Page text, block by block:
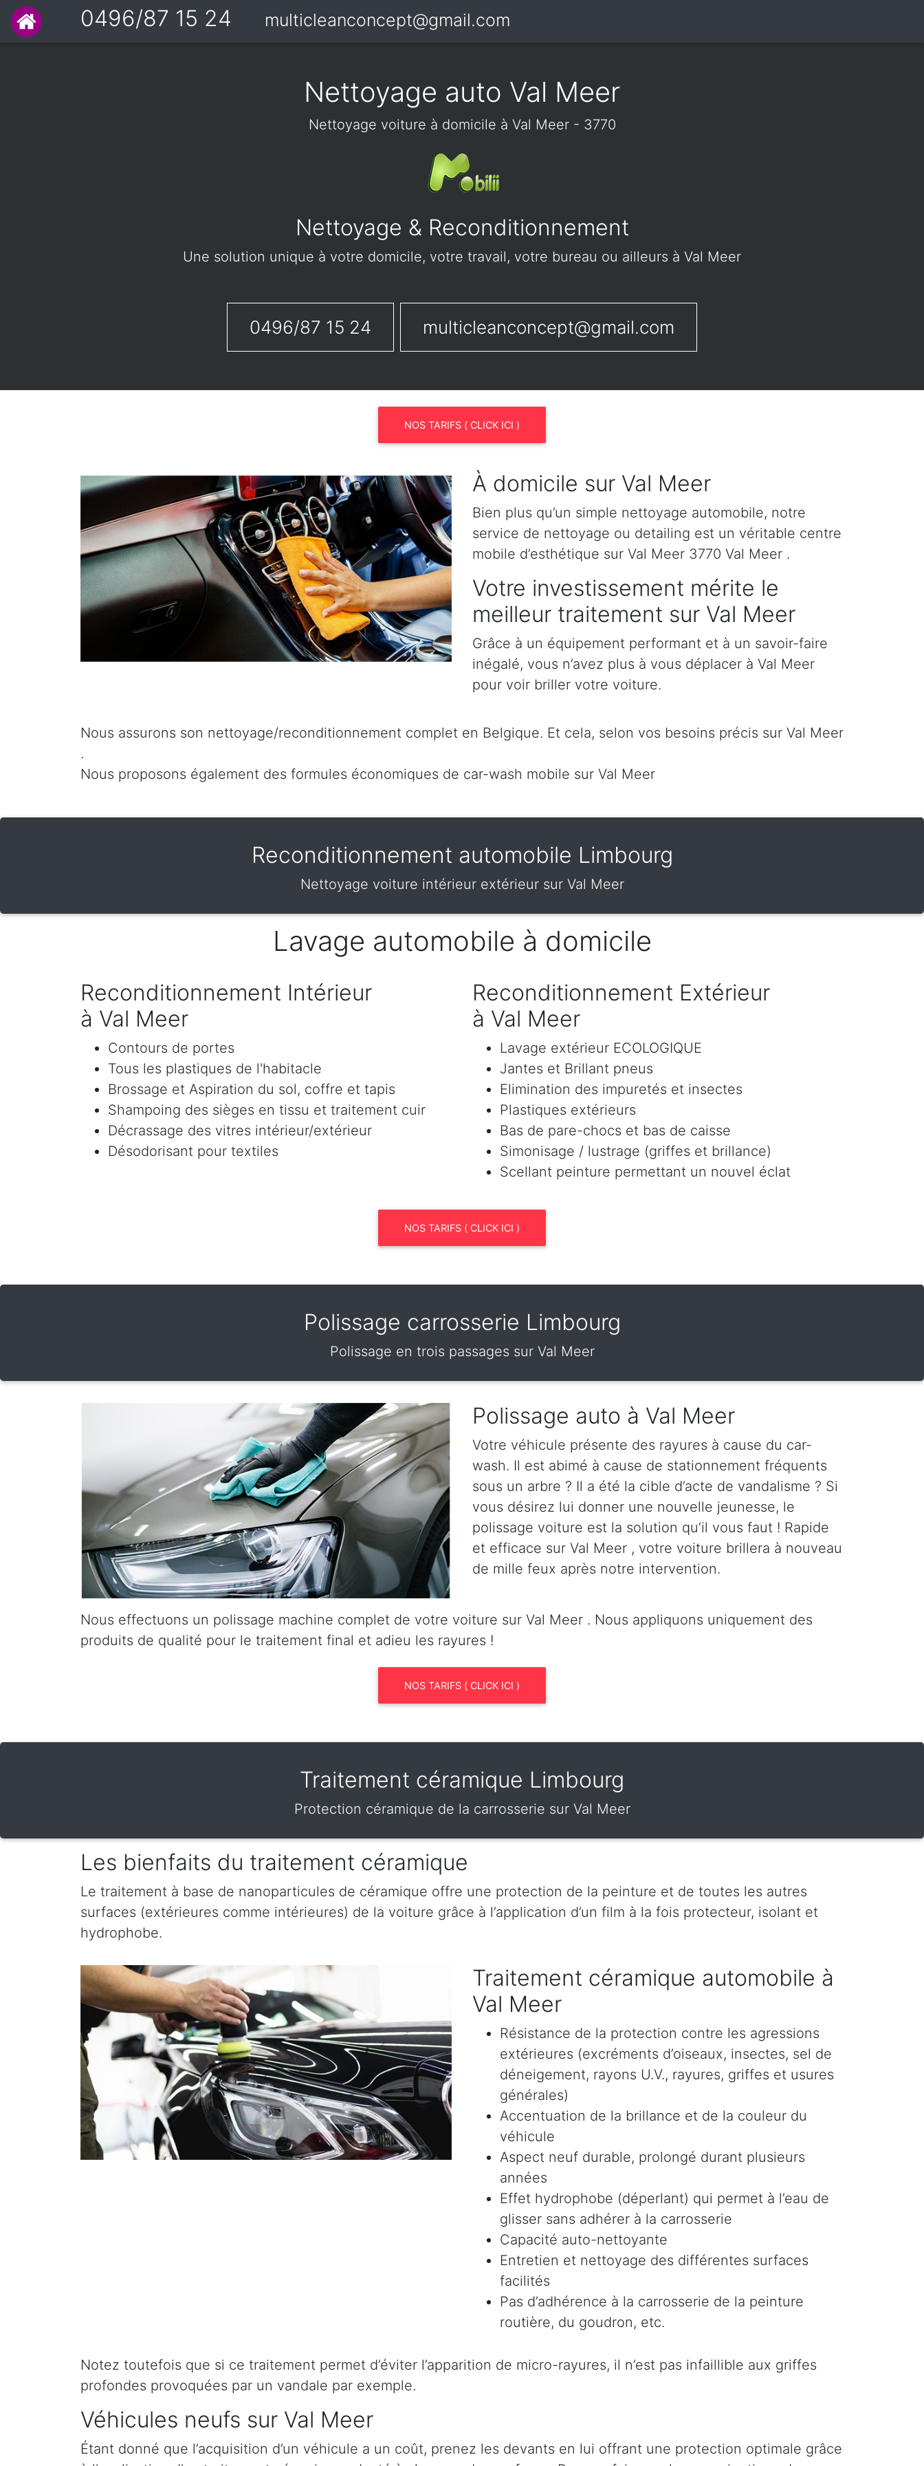
0496/87 15 24 multicleanconcept@gmail.com
Nettoyage auto Val Meer
Nettoyage voiture à domicile à Val Meer - 3770
Nettoyage & Reconditionnement
Une solution unique à votre domicile, votre travail, votre bureau ou ailleurs à Val Meer
0496/87 15 24 multicleanconcept@gmail.com
NOS TARIFS ( CLICK ICI )
À domicile sur Val Meer
Bien plus qu’un simple nettoyage automobile, notre
service de nettoyage ou detailing est un véritable centre
mobile d’esthétique sur Val Meer 3770 Val Meer .
Votre investissement mérite le
meilleur traitement sur Val Meer
Grâce à un équipement performant et à un savoir-faire
inégalé, vous n’avez plus à vous déplacer à Val Meer
pour voir briller votre voiture.
Nous assurons son nettoyage/reconditionnement complet en Belgique. Et cela, selon vos besoins précis sur Val Meer
.
Nous proposons également des formules économiques de car-wash mobile sur Val Meer
Reconditionnement automobile Limbourg
Nettoyage voiture intérieur extérieur sur Val Meer
Lavage automobile à domicile
Reconditionnement Intérieur
à Val Meer
Contours de portes
Tous les plastiques de l'habitacle
Brossage et Aspiration du sol, coffre et tapis
Shampoing des sièges en tissu et traitement cuir
Décrassage des vitres intérieur/extérieur
Désodorisant pour textiles
Reconditionnement Extérieur
à Val Meer
Lavage extérieur ECOLOGIQUE
Jantes et Brillant pneus
Elimination des impuretés et insectes
Plastiques extérieurs
Bas de pare-chocs et bas de caisse
Simonisage / lustrage (griffes et brillance)
Scellant peinture permettant un nouvel éclat
NOS TARIFS ( CLICK ICI )
Polissage carrosserie Limbourg
Polissage en trois passages sur Val Meer
Polissage auto à Val Meer
Votre véhicule présente des rayures à cause du car-
wash. Il est abimé à cause de stationnement fréquents
sous un arbre ? Il a été la cible d’acte de vandalisme ? Si
vous désirez lui donner une nouvelle jeunesse, le
polissage voiture est la solution qu’il vous faut ! Rapide
et efficace sur Val Meer , votre voiture brillera à nouveau
de mille feux après notre intervention.
Nous effectuons un polissage machine complet de votre voiture sur Val Meer . Nous appliquons uniquement des
produits de qualité pour le traitement final et adieu les rayures !
NOS TARIFS ( CLICK ICI )
Traitement céramique Limbourg
Protection céramique de la carrosserie sur Val Meer
Les bienfaits du traitement céramique
Le traitement à base de nanoparticules de céramique offre une protection de la peinture et de toutes les autres
surfaces (extérieures comme intérieures) de la voiture grâce à l’application d’un film à la fois protecteur, isolant et
hydrophobe.
Traitement céramique automobile à
Val Meer
Résistance de la protection contre les agressions
extérieures (excréments d’oiseaux, insectes, sel de
déneigement, rayons U.V., rayures, griffes et usures
générales)
Accentuation de la brillance et de la couleur du
véhicule
Aspect neuf durable, prolongé durant plusieurs
années
Effet hydrophobe (déperlant) qui permet à l’eau de
glisser sans adhérer à la carrosserie
Capacité auto-nettoyante
Entretien et nettoyage des différentes surfaces
facilités
Pas d’adhérence à la carrosserie de la peinture
routière, du goudron, etc.
Notez toutefois que si ce traitement permet d’éviter l’apparition de micro-rayures, il n’est pas infaillible aux griffes
profondes provoquées par un vandale par exemple.
Véhicules neufs sur Val Meer
Étant donné que l’acquisition d’un véhicule a un coût, prenez les devants en lui offrant une protection optimale grâce